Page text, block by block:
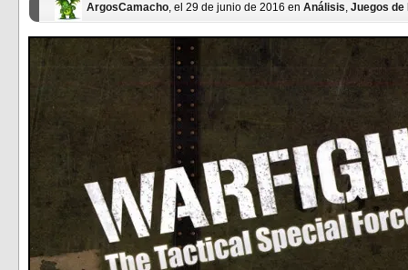
ArgosCamacho, el 29 de junio de 2016 en Análisis, Juegos de